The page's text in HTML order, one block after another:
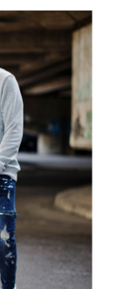
support/home
先享後付」服務完成之交
交易相關給付款項請求債
人之同意方可使用
失，本公司不負相關責
之用戶狀況，依本公司即
形，本公司將視審查結果
若發現惡意使用之情形，
度並採取法律行動。